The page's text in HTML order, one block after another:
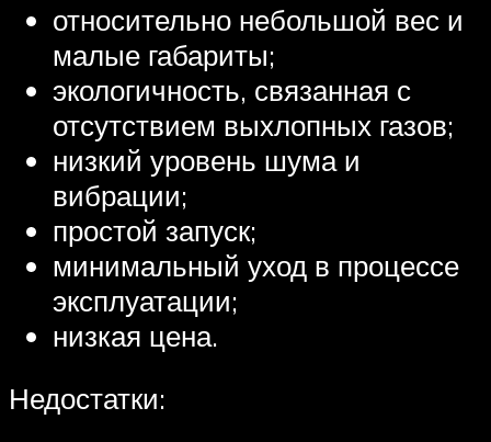
относительно небольшой вес и
малые габариты;
экологичность, связанная с
отсутствием выхлопных газов;
низкий уровень шума и
вибрации;
простой запуск;
минимальный уход в процессе
эксплуатации;
низкая цена.
Недостатки: